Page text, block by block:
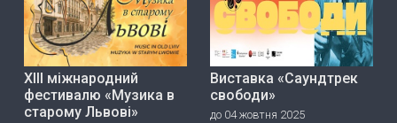
ХІІІ міжнародний
фестивалю «Музика в
старому Львові»
Виставка «Саундтрек
свободи»
до 04 жовтня 2025